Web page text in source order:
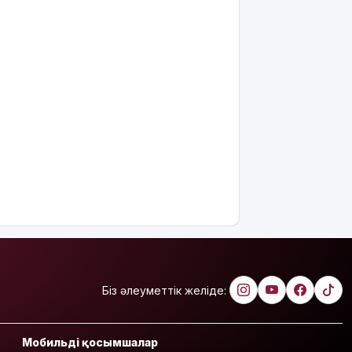
Біз әлеуметтік желіде:
Мобильді қосымшалар